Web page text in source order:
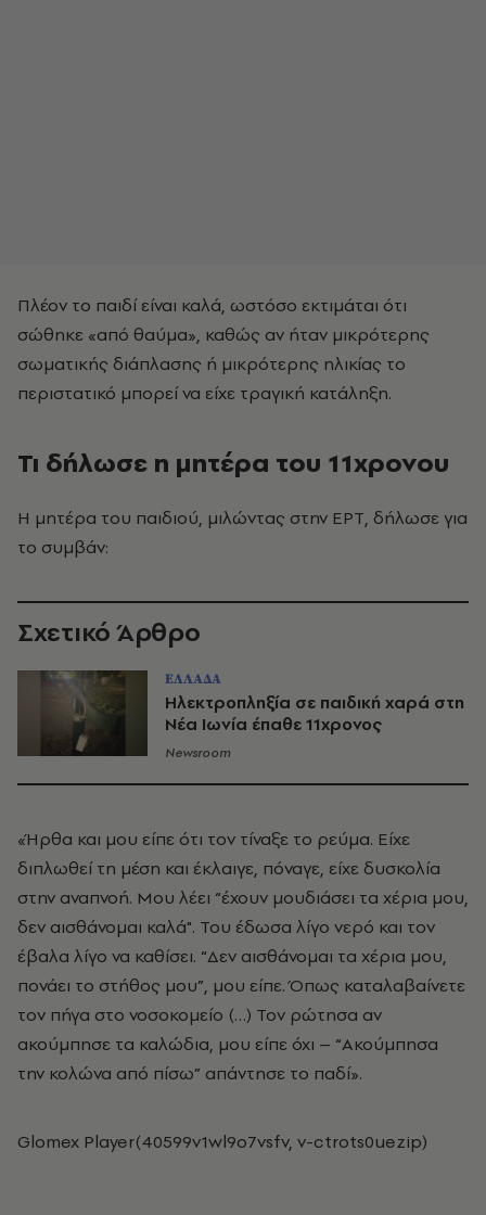
Πλέον το παιδί είναι καλά, ωστόσο εκτιμάται ότι
σώθηκε «από θαύμα», καθώς αν ήταν μικρότερης
σωματικής διάπλασης ή μικρότερης ηλικίας το
περιστατικό μπορεί να είχε τραγική κατάληξη.
Τι δήλωσε η μητέρα του 11χρονου
Η μητέρα του παιδιού, μιλώντας στην ΕΡΤ, δήλωσε για
το συμβάν:
Σχετικό Άρθρο
ΕΛΛΑΔΑ
Ηλεκτροπληξία σε παιδική χαρά στη
Νέα Ιωνία έπαθε 11χρονος
Newsroom
«Ήρθα και μου είπε ότι τον τίναξε το ρεύμα. Είχε
διπλωθεί τη μέση και έκλαιγε, πόναγε, είχε δυσκολία
στην αναπνοή. Μου λέει “έχουν μουδιάσει τα χέρια μου,
δεν αισθάνομαι καλά". Του έδωσα λίγο νερό και τον
έβαλα λίγο να καθίσει. “Δεν αισθάνομαι τα χέρια μου,
πονάει το στήθος μου”, μου είπε. Όπως καταλαβαίνετε
τον πήγα στο νοσοκομείο (…) Τον ρώτησα αν
ακούμπησε τα καλώδια, μου είπε όχι – “Ακούμπησα
την κολώνα από πίσω” απάντησε το παδί».
Glomex Player(40599v1wl9o7vsfv, v-ctrots0uezip)